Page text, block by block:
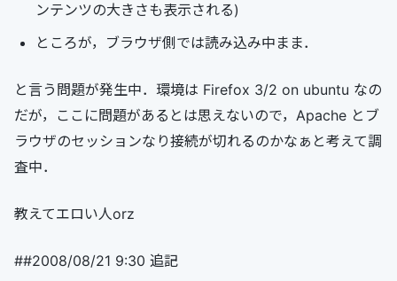
ンテンツの大きさも表示される)
ところが，ブラウザ側では読み込み中まま．
と言う問題が発生中．環境は Firefox 3/2 on ubuntu なの
だが，ここに問題があるとは思えないので，Apache とブ
ラウザのセッションなり接続が切れるのかなぁと考えて調
査中．
教えてエロい人orz
##2008/08/21 9:30 追記